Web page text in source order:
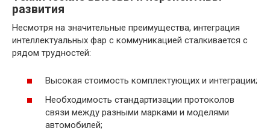
развития
Несмотря на значительные преимущества, интеграция
интеллектуальных фар с коммуникацией сталкивается с
рядом трудностей:
Высокая стоимость комплектующих и интеграции;
Необходимость стандартизации протоколов
связи между разными марками и моделями
автомобилей;